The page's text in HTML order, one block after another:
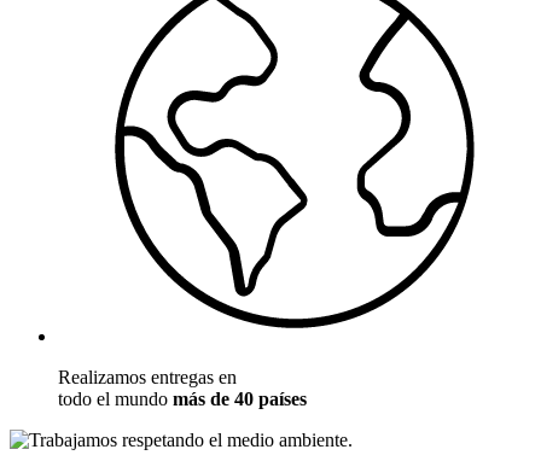
Realizamos entregas en
todo el mundo más de 40 países